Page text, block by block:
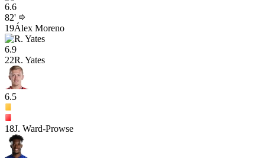
6.6
82'
19Álex Moreno
6.9
22R. Yates
6.5
18J. Ward-Prowse